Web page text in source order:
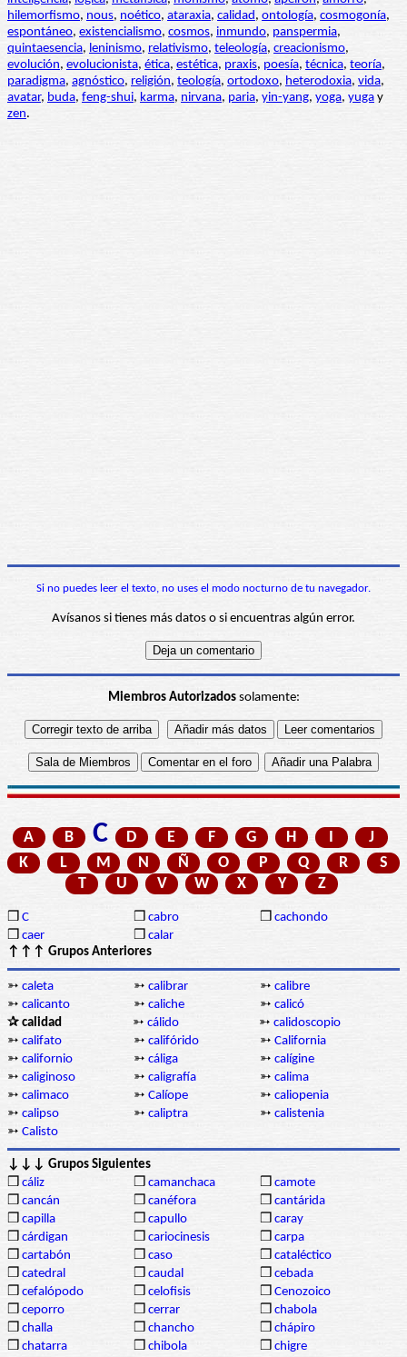
hilemorfismo, nous, noético, ataraxia, calidad, ontología, cosmogonía,
espontáneo, existencialismo, cosmos, inmundo, panspermia,
quintaesencia, leninismo, relativismo, teleología, creacionismo,
evolución, evolucionista, ética, estética, praxis, poesía, técnica, teoría,
paradigma, agnóstico, religión, teología, ortodoxo, heterodoxia, vida,
avatar, buda, feng-shui, karma, nirvana, paria, yin-yang, yoga, yuga y
zen.
Si no puedes leer el texto, no uses el modo nocturno de tu navegador.
Avísanos si tienes más datos o si encuentras algún error.
Miembros Autorizadossolamente:
A B C D E F G H I
J
K
L M N Ñ O P Q R
S
T
U V W X Y Z
❒ C ❒ cabro ❒ cachondo
❒ caer ❒ calar
↑↑↑ Grupos Anteriores
➳ caleta ➳ calibrar ➳ calibre
➳ calicanto ➳ caliche ➳ calicó
✰ calidad
➳ cálido ➳ calidoscopio
➳ califato ➳ califórido ➳ California
➳ californio ➳ cáliga ➳ calígine
➳ caliginoso ➳ caligrafía ➳ calima
➳ calimaco ➳ Calíope ➳ caliopenia
➳ calipso ➳ caliptra ➳ calistenia
➳ Calisto
↓↓↓ Grupos Siguientes
❒ cáliz ❒ camanchaca ❒ camote
❒ cancán ❒ canéfora ❒ cantárida
❒ capilla ❒ capullo ❒ caray
❒ cárdigan ❒ cariocinesis ❒ carpa
❒ cartabón ❒ caso ❒ cataléctico
❒ catedral ❒ caudal ❒ cebada
❒ cefalópodo ❒ celofisis ❒ Cenozoico
❒ ceporro ❒ cerrar ❒ chabola
❒ challa ❒ chancho ❒ chápiro
❒ chatarra ❒ chibola ❒ chigre